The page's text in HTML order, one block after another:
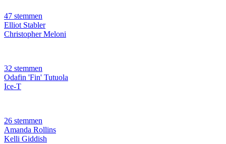
47 stemmen
Elliot Stabler
Christopher Meloni
32 stemmen
Odafin 'Fin' Tutuola
Ice-T
26 stemmen
Amanda Rollins
Kelli Giddish